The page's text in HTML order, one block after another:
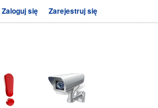
Zaloguj się Zarejestruj się